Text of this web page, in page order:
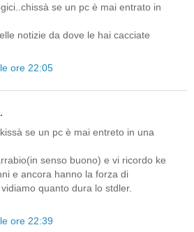
se un pc è mai entrato in
notizie da dove le hai cacciate
ore 22:05
se un pc è mai entreto in una
senso buono) e vi ricordo ke
e ancora hanno la forza di
quanto dura lo stdler.
ore 22:39